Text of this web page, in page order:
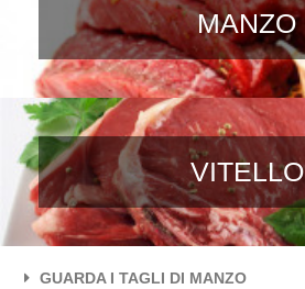
MANZO
VITELLO
GUARDA I TAGLI DI MANZO